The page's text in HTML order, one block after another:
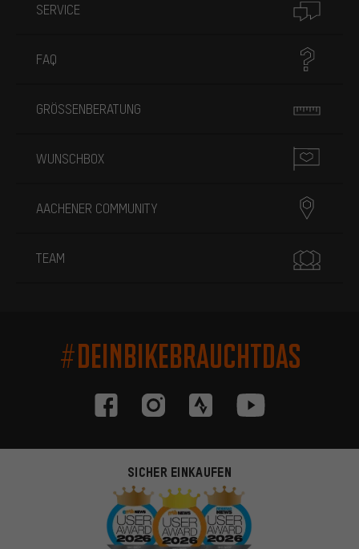
SERVICE
FAQ
GRÖSSENBERATUNG
WUNSCHBOX
AACHENER COMMUNITY
TEAM
#DEINBIKEBRAUCHTDAS
SICHER EINKAUFEN